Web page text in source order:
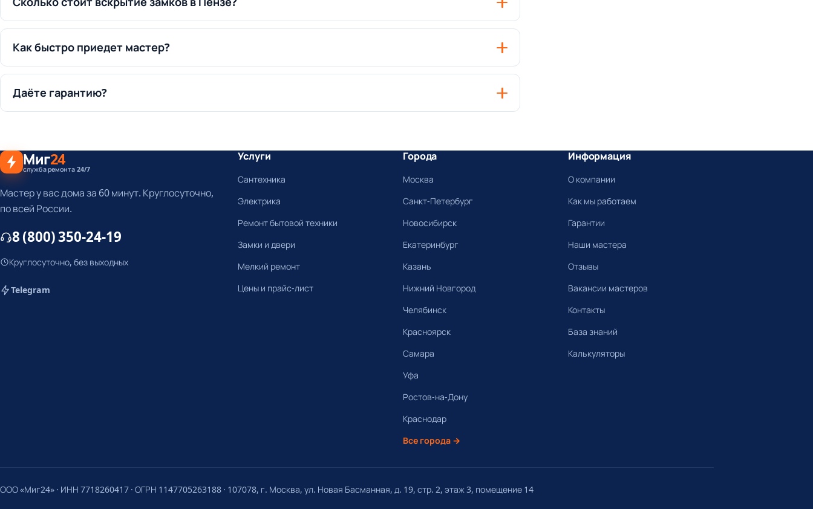
Как быстро приедет мастер?
Даёте гарантию?
Миг24
служба ремонта 24/7
Мастер у вас дома за 60 минут. Круглосуточно,
по всей России.
8 (800) 350-24-19
Круглосуточно, без выходных
Telegram
Услуги
Сантехника
Электрика
Ремонт бытовой техники
Замки и двери
Мелкий ремонт
Цены и прайс-лист
Города
Москва
Санкт-Петербург
Новосибирск
Екатеринбург
Казань
Нижний Новгород
Челябинск
Красноярск
Самара
Уфа
Ростов-на-Дону
Краснодар
Все города →
Информация
О компании
Как мы работаем
Гарантии
Наши мастера
Отзывы
Вакансии мастеров
Контакты
База знаний
Калькуляторы
ООО «Миг24» · ИНН 7718260417 · ОГРН 1147705263188 · 107078, г. Москва, ул. Новая Басманная, д. 19, стр. 2, этаж 3, помещение 14